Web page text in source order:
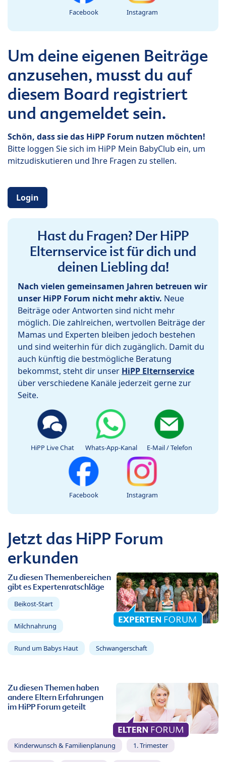
Facebook Instagram
Um deine eigenen Beiträge
anzusehen, musst du auf
diesem Board registriert
und angemeldet sein.
Schön, dass sie das HiPP Forum nutzen möchten!
Bitte loggen Sie sich im HiPP Mein BabyClub ein, um
mitzudiskutieren und Ihre Fragen zu stellen.
Login
Hast du Fragen? Der HiPP
Elternservice ist für dich und
deinen Liebling da!
Nach vielen gemeinsamen Jahren betreuen wir
unser HiPP Forum nicht mehr aktiv. Neue
Beiträge oder Antworten sind nicht mehr
möglich. Die zahlreichen, wertvollen Beiträge der
Mamas und Experten bleiben jedoch bestehen
und sind weiterhin für dich zugänglich. Damit du
auch künftig die bestmögliche Beratung
bekommst, steht dir unser HiPP Elternservice
über verschiedene Kanäle jederzeit gerne zur
Seite.
HiPP Live Chat Whats-App-Kanal E-Mail / Telefon
Facebook Instagram
Jetzt das HiPP Forum
erkunden
Zu diesen Themenbereichen
gibt es Expertenratschläge
Beikost-Start
Milchnahrung
Rund um Babys Haut Schwangerschaft
Zu diesen Themen haben
andere Eltern Erfahrungen
im HiPP Forum geteilt
Kinderwunsch & Familienplanung 1. Trimester